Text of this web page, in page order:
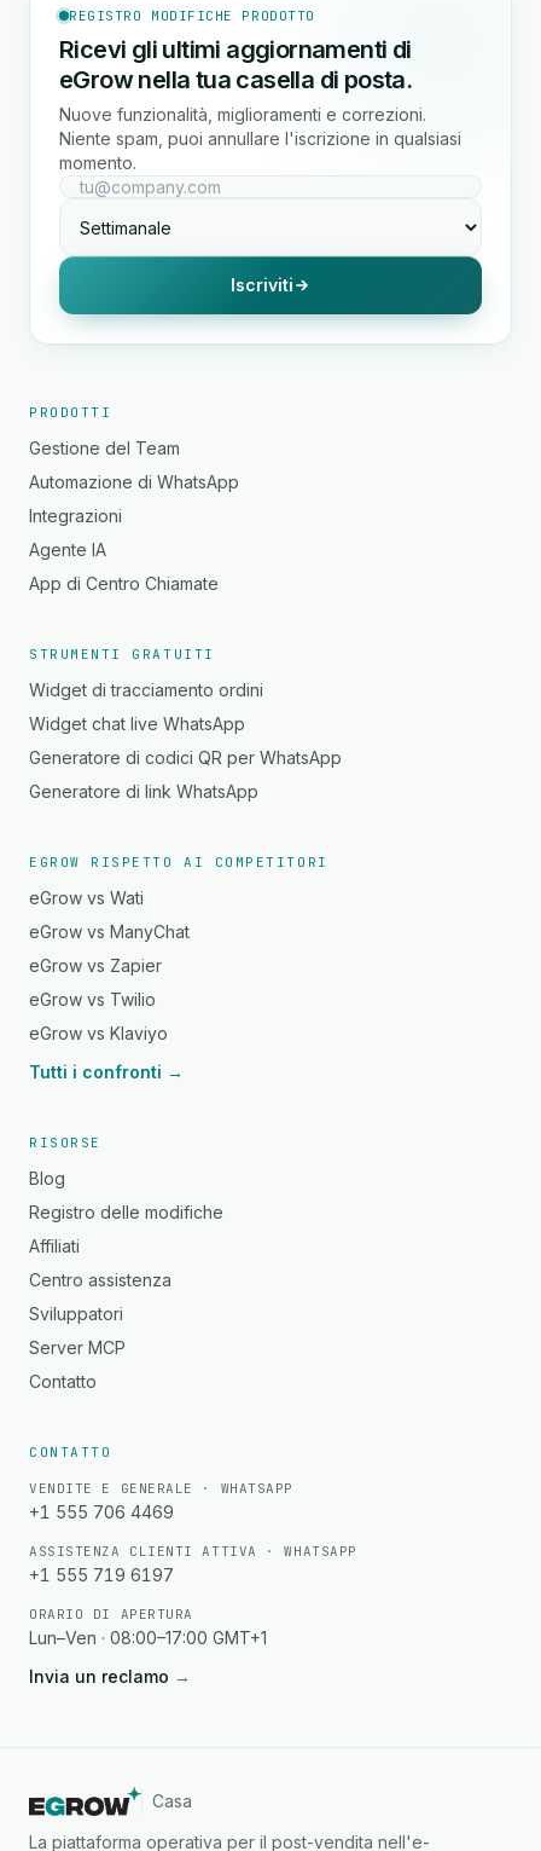
REGISTRO MODIFICHE PRODOTTO
Ricevi gli ultimi aggiornamenti di
eGrow nella tua casella di posta.
Nuove funzionalità, miglioramenti e correzioni.
Niente spam, puoi annullare l'iscrizione in qualsiasi
momento.
Iscriviti
PRODOTTI
Gestione del Team
Automazione di WhatsApp
Integrazioni
Agente IA
App di Centro Chiamate
STRUMENTI GRATUITI
Widget di tracciamento ordini
Widget chat live WhatsApp
Generatore di codici QR per WhatsApp
Generatore di link WhatsApp
EGROW RISPETTO AI COMPETITORI
eGrow vs Wati
eGrow vs ManyChat
eGrow vs Zapier
eGrow vs Twilio
eGrow vs Klaviyo
Tutti i confronti →
RISORSE
Blog
Registro delle modifiche
Affiliati
Centro assistenza
Sviluppatori
Server MCP
Contatto
CONTATTO
VENDITE E GENERALE · WHATSAPP
+1 555 706 4469
ASSISTENZA CLIENTI ATTIVA · WHATSAPP
+1 555 719 6197
ORARIO DI APERTURA
Lun–Ven · 08:00–17:00 GMT+1
Invia un reclamo →
Casa
La piattaforma operativa per il post-vendita nell'e-